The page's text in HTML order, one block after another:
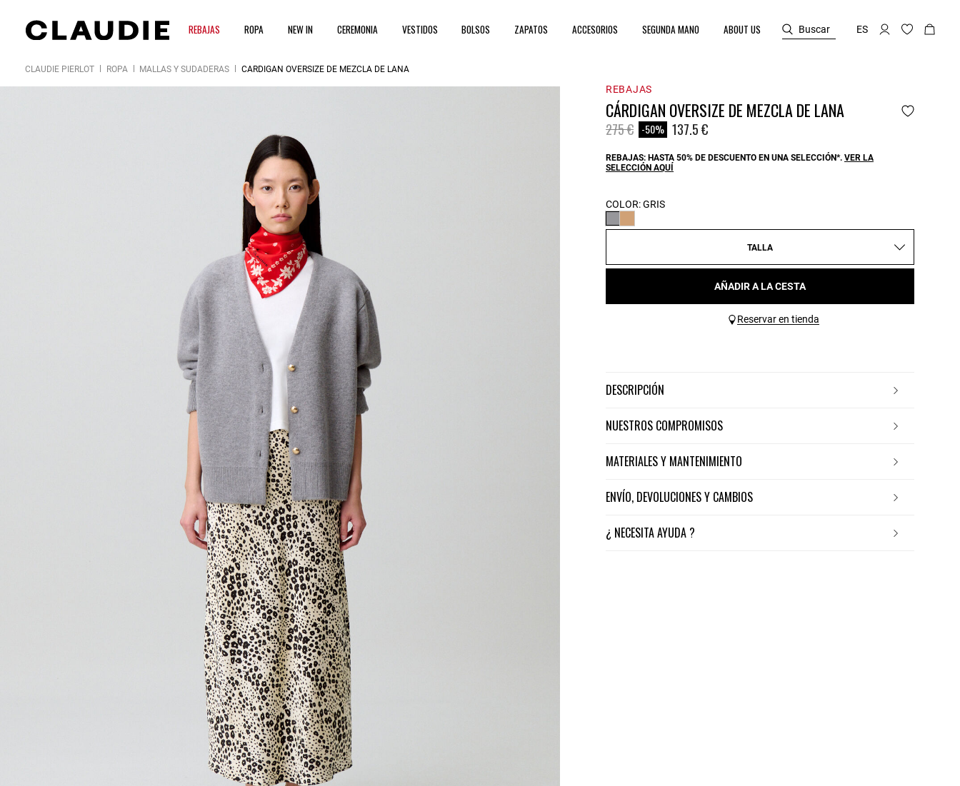
REBAJAS ROPA NEW IN CEREMONIA VESTIDOS BOLSOS ZAPATOS ACCESORIOS SEGUNDA MANO ABOUT US Buscar ES
CLAUDIE PIERLOT ROPA MALLAS Y SUDADERAS CÁRDIGAN OVERSIZE DE MEZCLA DE LANA
REBAJAS
CÁRDIGAN OVERSIZE DE MEZCLA DE LANA
Price reduced from
275 €to-50% 137.5 €
REBAJAS: HASTA 50% DE DESCUENTO EN UNA SELECCIÓN*. VER LA
SELECCIÓN AQUÍ
COLOR:GRIS
TALLA
AÑADIR A LA CESTA
Reservar en tienda
DESCRIPCIÓN
NUESTROS COMPROMISOS
MATERIALES Y MANTENIMIENTO
ENVÍO, DEVOLUCIONES Y CAMBIOS
¿ NECESITA AYUDA ?